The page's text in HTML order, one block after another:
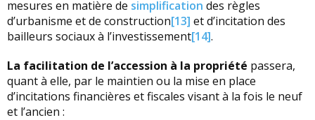
mesures en matière de simplification des règles
d’urbanisme et de construction[13] et d’incitation des
bailleurs sociaux à l’investissement[14].
La facilitation de l’accession à la propriété passera,
quant à elle, par le maintien ou la mise en place
d’incitations financières et fiscales visant à la fois le neuf
et l’ancien :